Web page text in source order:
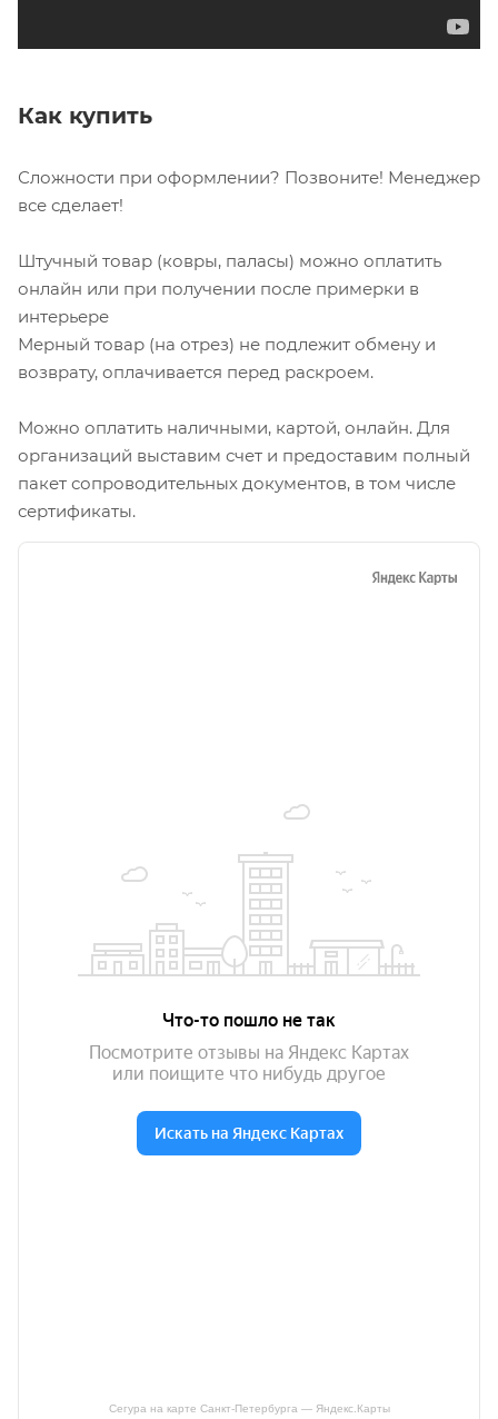
Как купить
Сложности при оформлении? Позвоните! Менеджер
все сделает!
Штучный товар (ковры, паласы) можно оплатить
онлайн или при получении после примерки в
интерьере
Мерный товар (на отрез) не подлежит обмену и
возврату, оплачивается перед раскроем.
Можно оплатить наличными, картой, онлайн. Для
организаций выставим счет и предоставим полный
пакет сопроводительных документов, в том числе
сертификаты.
Сегура на карте Санкт‑Петербурга — Яндекс.Карты